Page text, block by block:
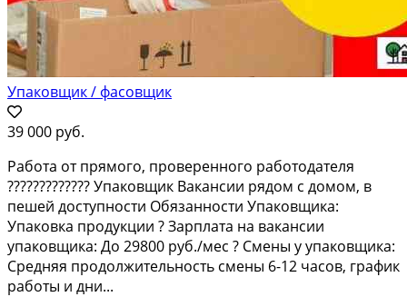
Упаковщик / фасовщик
39 000 руб.
Работа от прямого, проверенного работодателя
????????????? Упаковщик Вакансии рядом с домом, в
пешей доступности Обязанности Упаковщика:
Упаковка продукции ? Зарплата на вакансии
упаковщика: До 29800 руб./мес ? Смены у упаковщика:
Средняя продолжительность смены 6-12 часов, график
работы и дни...